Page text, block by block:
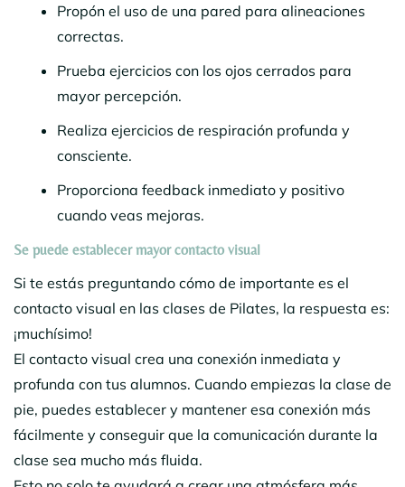
Propón el uso de una pared para alineaciones
correctas.
Prueba ejercicios con los ojos cerrados para
mayor percepción.
Realiza ejercicios de respiración profunda y
consciente.
Proporciona feedback inmediato y positivo
cuando veas mejoras.
Se puede establecer mayor contacto visual
Si te estás preguntando cómo de importante es el
contacto visual en las clases de Pilates, la respuesta es:
¡muchísimo!
El contacto visual crea una conexión inmediata y
profunda con tus alumnos. Cuando empiezas la clase de
pie, puedes establecer y mantener esa conexión más
fácilmente y conseguir que la comunicación durante la
clase sea mucho más fluida.